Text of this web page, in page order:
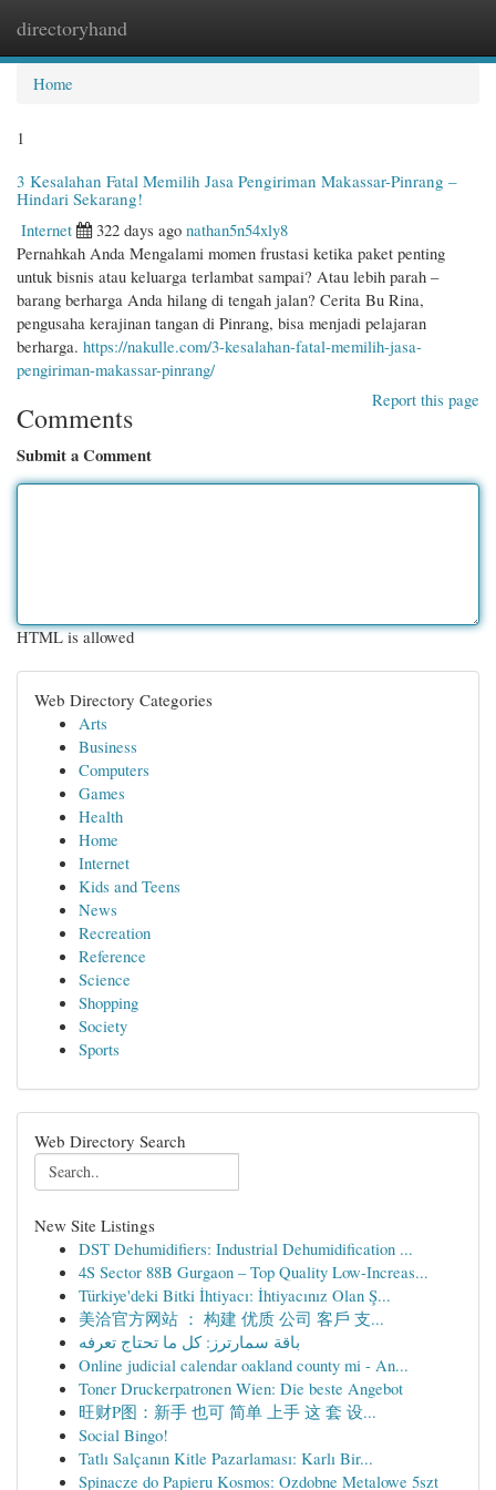
directoryhand
Home
1
3 Kesalahan Fatal Memilih Jasa Pengiriman Makassar-Pinrang –
Hindari Sekarang!
Internet
322 days ago nathan5n54xly8
Pernahkah Anda Mengalami momen frustasi ketika paket penting
untuk bisnis atau keluarga terlambat sampai? Atau lebih parah –
barang berharga Anda hilang di tengah jalan? Cerita Bu Rina,
pengusaha kerajinan tangan di Pinrang, bisa menjadi pelajaran
berharga. https://nakulle.com/3-kesalahan-fatal-memilih-jasa-
pengiriman-makassar-pinrang/
Report this page
Comments
Submit a Comment
HTML is allowed
Web Directory Categories
Arts
Business
Computers
Games
Health
Home
Internet
Kids and Teens
News
Recreation
Reference
Science
Shopping
Society
Sports
Web Directory Search
New Site Listings
DST Dehumidifiers: Industrial Dehumidification ...
4S Sector 88B Gurgaon – Top Quality Low-Increas...
Türkiye'deki Bitki İhtiyacı: İhtiyacınız Olan Ş...
美洽官方网站 ： 构建 优质 公司 客戶 支...
باقة سمارترز: كل ما تحتاج تعرفه
Online judicial calendar oakland county mi - An...
Toner Druckerpatronen Wien: Die beste Angebot
旺财P图：新手 也可 简单 上手 这 套 设...
Social Bingo!
Tatlı Salçanın Kitle Pazarlaması: Karlı Bir...
Spinacze do Papieru Kosmos: Ozdobne Metalowe 5szt